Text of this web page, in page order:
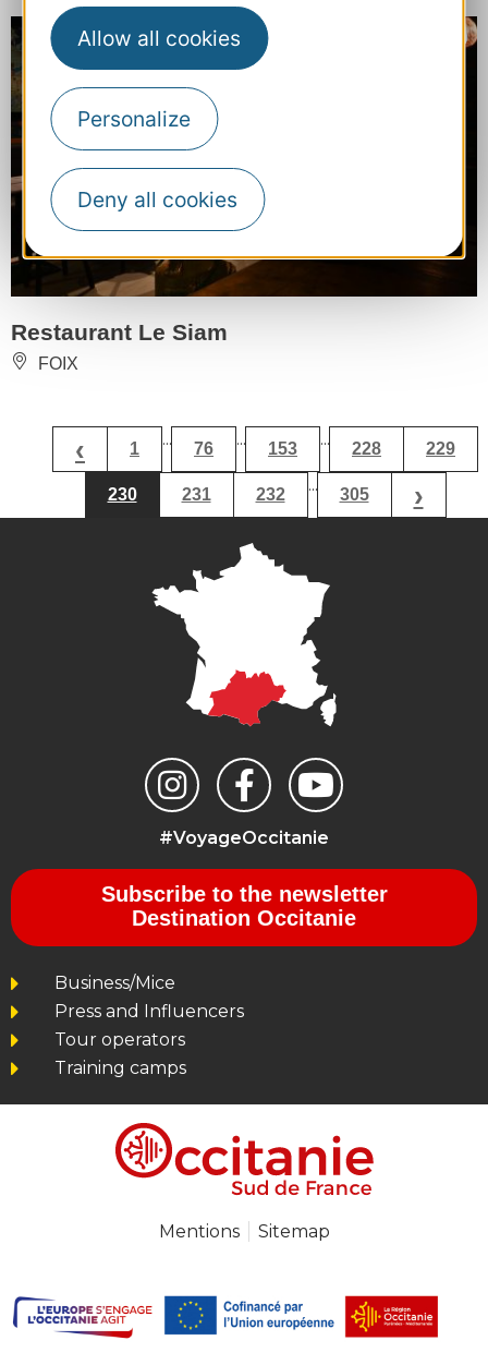
Allow all cookies
Personalize
Deny all cookies
Restaurant Le Siam
FOIX
‹ 1 ... 76 ... 153 ... 228 229
230 231 232 ... 305 ›
#VoyageOccitanie
Subscribe to the newsletter
Destination Occitanie
Business/Mice
Press and Influencers
Tour operators
Training camps
Mentions Sitemap